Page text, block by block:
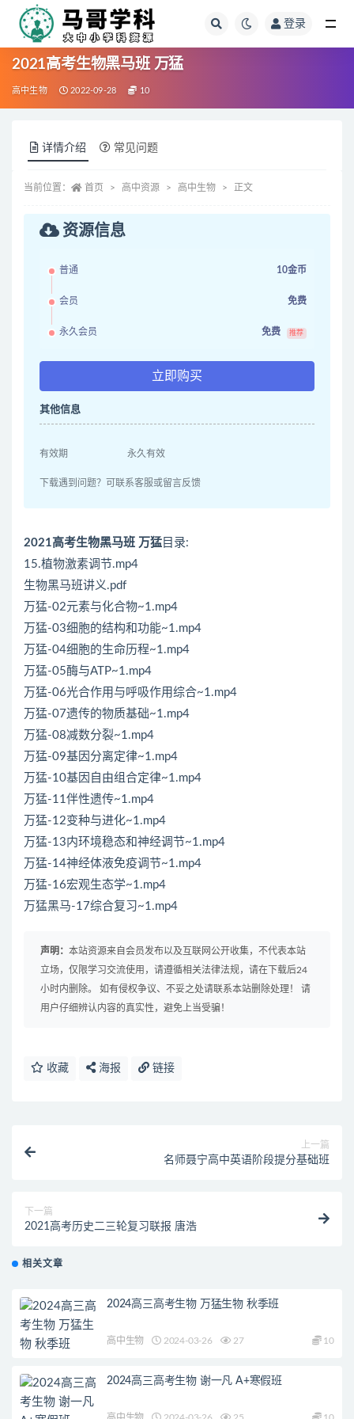
登录
2021高考生物黑马班 万猛
高中生物 2022-09-28 10
详情介绍 常见问题
当前位置： 首页 高中资源 高中生物 正文
资源信息
普通 10金币
会员 免费
永久会员 免费 推荐
立即购买
其他信息
有效期 永久有效
下载遇到问题？可联系客服或留言反馈
2021高考生物黑马班 万猛 目录:
15.植物激素调节.mp4
生物黑马班讲义.pdf
万猛-02元素与化合物~1.mp4
万猛-03细胞的结构和功能~1.mp4
万猛-04细胞的生命历程~1.mp4
万猛-05酶与ATP~1.mp4
万猛-06光合作用与呼吸作用综合~1.mp4
万猛-07遗传的物质基础~1.mp4
万猛-08减数分裂~1.mp4
万猛-09基因分离定律~1.mp4
万猛-10基因自由组合定律~1.mp4
万猛-11伴性遗传~1.mp4
万猛-12变种与进化~1.mp4
万猛-13内环境稳态和神经调节~1.mp4
万猛-14神经体液免疫调节~1.mp4
万猛-16宏观生态学~1.mp4
万猛黑马-17综合复习~1.mp4
声明： 本站资源来自会员发布以及互联网公开收集，不代表本站
立场，仅限学习交流使用，请遵循相关法律法规，请在下载后24
小时内删除。 如有侵权争议、不妥之处请联系本站删除处理！ 请
用户仔细辨认内容的真实性，避免上当受骗！
收藏 海报 链接
上一篇
名师聂宁高中英语阶段提分基础班
下一篇
2021高考历史二三轮复习联报 唐浩
相关文章
2024高三高考生物 万猛生物 秋季班
高中生物 2024-03-26 27 10
2024高三高考生物 谢一凡 A+寒假班
全部